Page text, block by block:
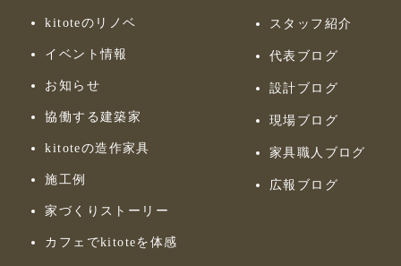
kitoteのリノベ
イベント情報
お知らせ
協働する建築家
kitoteの造作家具
施工例
家づくりストーリー
カフェでkitoteを体感
スタッフ紹介
代表ブログ
設計ブログ
現場ブログ
家具職人ブログ
広報ブログ